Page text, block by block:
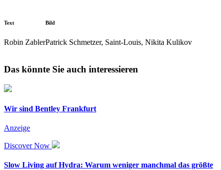
Text
Robin Zabler
Bild
Patrick Schmetzer, Saint-Louis, Nikita Kulikov
Das könnte Sie auch interessieren
Wir sind Bentley Frankfurt
Anzeige
Discover Now
Slow Living auf Hydra: Warum weniger manchmal das größte